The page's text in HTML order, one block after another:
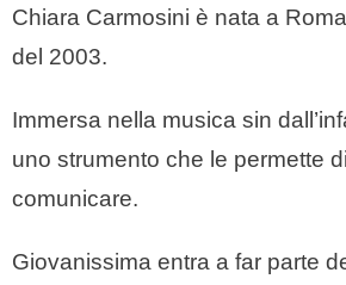
Chiara Carmosini è nata a
del 2003.
Immersa nella musica sin
uno strumento che le permette
comunicare.
Giovanissima entra a far parte